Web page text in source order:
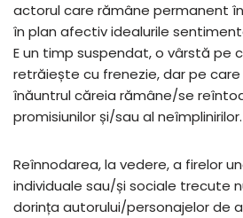
actorul care rămâne permanent
în plan afectiv idealurile
E un timp suspendat, o vârstă pe
retrăiește cu frenezie, dar pe
înăuntrul căreia rămâne/se
promisiunilor și/sau al neîmplinirilor.
Reînnodarea, la vedere, a firelor
individuale sau/și sociale trecute
dorința autorului/personajelor de